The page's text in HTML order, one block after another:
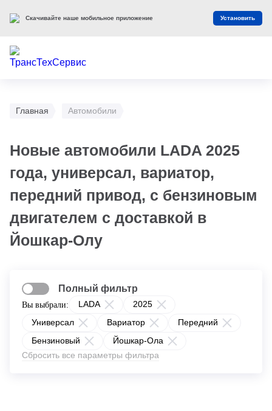
Главная Автомобили
Новые автомобили LADA 2025
года, универсал, вариатор,
передний привод, с бензиновым
двигателем с доставкой в
Йошкар-Олу
Вы выбрали: LADA
2025
Универсал
Вариатор
Передний
Бензиновый
Йошкар-Ола
Сбросить все параметры фильтра
Полный фильтр
Скачивайте наше мобильное приложение Установить